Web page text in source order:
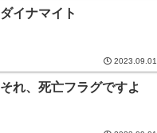
ダイナマイト
2023.09.01
それ、死亡フラグですよ